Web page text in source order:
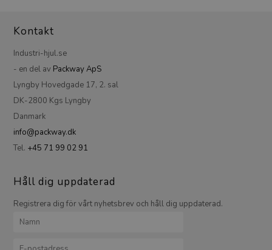
Kontakt
Industri-hjul.se
- en del av Packway ApS
Lyngby Hovedgade 17, 2. sal
DK-2800 Kgs Lyngby
Danmark
info@packway.dk
Tel. +45 71 99 02 91
Håll dig uppdaterad
Registrera dig för vårt nyhetsbrev och håll dig uppdaterad.